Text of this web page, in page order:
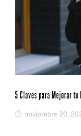
5 Claves para Mejorar
noviembre 20,